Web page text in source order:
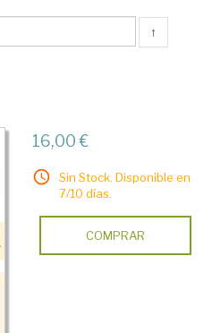
↑
16,00 €
Sin Stock. Disponible en
7/10 días.
COMPRAR